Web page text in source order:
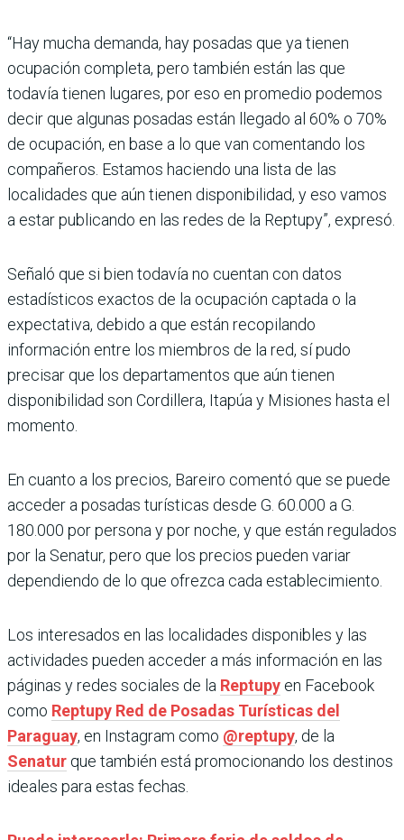
“Hay mucha demanda, hay posadas que ya tienen
ocupación completa, pero también están las que
todavía tienen lugares, por eso en promedio podemos
decir que algunas posadas están llegado al 60% o 70%
de ocupación, en base a lo que van comentando los
compañeros. Estamos haciendo una lista de las
localidades que aún tienen disponibilidad, y eso vamos
a estar publicando en las redes de la Reptupy”, expresó.
Señaló que si bien todavía no cuentan con datos
estadísticos exactos de la ocupación captada o la
expectativa, debido a que están recopilando
información entre los miembros de la red, sí pudo
precisar que los departamentos que aún tienen
disponibilidad son Cordillera, Itapúa y Misiones hasta el
momento.
En cuanto a los precios, Bareiro comentó que se puede
acceder a posadas turísticas desde G. 60.000 a G.
180.000 por persona y por noche, y que están regulados
por la Senatur, pero que los precios pueden variar
dependiendo de lo que ofrezca cada establecimiento.
Los interesados en las localidades disponibles y las
actividades pueden acceder a más información en las
páginas y redes sociales de la Reptupy en Facebook
como Reptupy Red de Posadas Turísticas del
Paraguay, en Instagram como @reptupy, de la
Senatur que también está promocionando los destinos
ideales para estas fechas.